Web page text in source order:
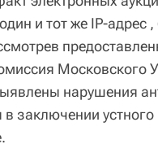
и тот же IP-
Московского
нарушения
заключении устного